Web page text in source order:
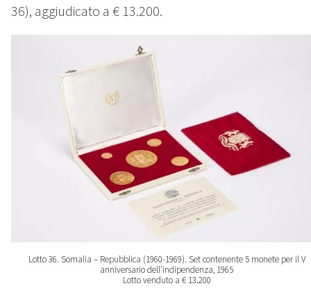
36), aggiudicato a € 13.200.
Lotto 36. Somalia – Repubblica (1960-1969). Set contenente 5 monete per il V
anniversario dell’indipendenza, 1965
Lotto venduto a € 13.200